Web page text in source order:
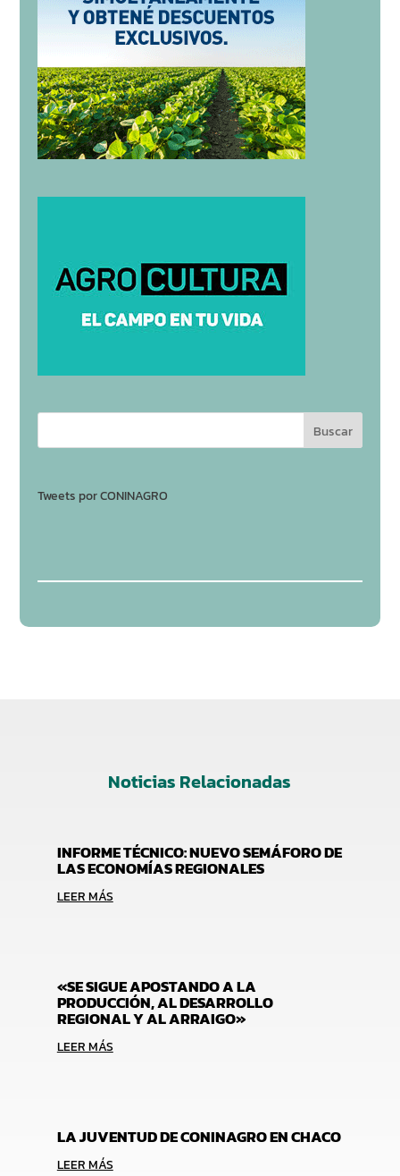
Tweets por CONINAGRO
Noticias Relacionadas
INFORME TÉCNICO: NUEVO SEMÁFORO DE
LAS ECONOMÍAS REGIONALES
LEER MÁS
«SE SIGUE APOSTANDO A LA
PRODUCCIÓN, AL DESARROLLO
REGIONAL Y AL ARRAIGO»
LEER MÁS
LA JUVENTUD DE CONINAGRO EN CHACO
LEER MÁS